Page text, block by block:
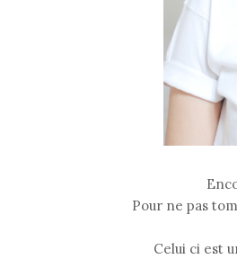
Pour ne pas
Celui ci est